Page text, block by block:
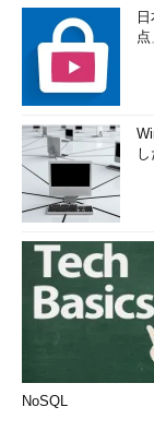
ォール」は、現在で
リティが強化された
ファイアウォール」に
た。この2つは異なる
ー・インターフェイス
操作している。互換
に、Windowsファイ
ルのユーザー・インタ
スが残されている。以
」なしで表記するので
い。
Windows Vista
Windows
のセキュリティ
れたWindowsフ
点
NoSQL